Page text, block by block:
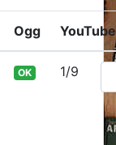
Ogg YouTube
OK 1/9